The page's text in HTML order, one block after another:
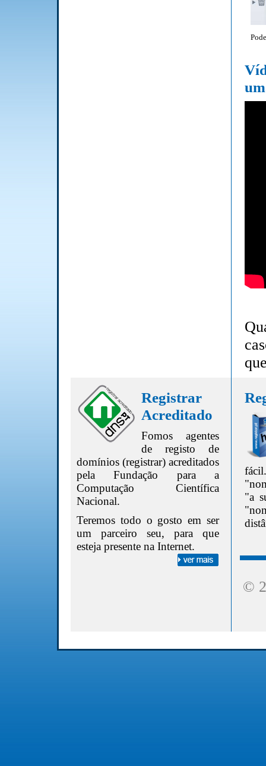
Registrar
Acreditado
Fomos agentes
de registo de
domínios (registrar) acreditados
pela Fundação para a
Computação Científica
Nacional.
Teremos todo o gosto em ser
um parceiro seu, para que
esteja presente na Internet.
"a
©